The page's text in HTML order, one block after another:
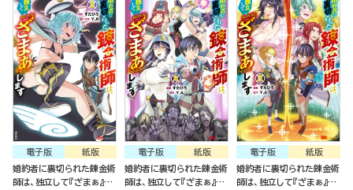
紙版
電子版
婚約者に裏切られた錬金術
師は、独立して『ざまぁ』し
紙版
電子版
婚約者に裏切られた錬金術
師は、独立して『ざまぁ』し
紙版
電子版
婚約者に裏切られた錬金術
師は、独立して『ざまぁ』し